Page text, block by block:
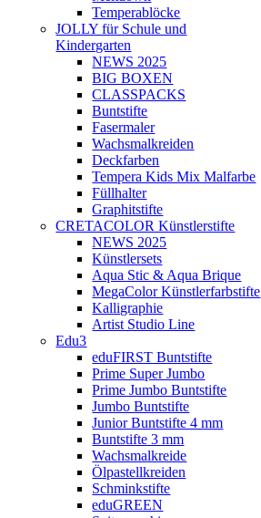
Temperablöcke
JOLLY für Schule und
Kindergarten
NEWS 2025
BIG BOXEN
CLASSPACKS
Buntstifte
Fasermaler
Wachsmalkreiden
Deckfarben
Tempera Kids Mix Malfarbe
Füllhalter
Graphitstifte
CRETACOLOR Künstlerstifte
NEWS 2025
Künstlersets
Aqua Stic & Aqua Brique
MegaColor Künstlerfarbstifte
Kalligraphie
Artist Studio Line
Edu3
eduFIRST Buntstifte
Prime Super Jumbo
Prime Jumbo Buntstifte
Jumbo Buntstifte
Junior Buntstifte 4 mm
Buntstifte 3 mm
Wachsmalkreide
Ölpastellkreiden
Schminkstifte
eduGREEN